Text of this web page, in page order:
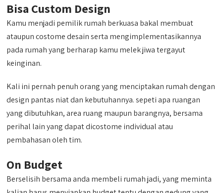
Bisa Custom Design
Kamu menjadi pemilik rumah berkuasa bakal membuat
ataupun costome desain serta mengimplementasikannya
pada rumah yang berharap kamu melek jiwa tergayut
keinginan.
Kali ini pernah penuh orang yang menciptakan rumah dengan
design pantas niat dan kebutuhannya. sepeti apa ruangan
yang dibutuhkan, area ruang maupun barangnya, bersama
perihal lain yang dapat dicostome individual atau
pembahasan oleh tim.
On Budget
Berselisih bersama anda membeli rumah jadi, yang meminta